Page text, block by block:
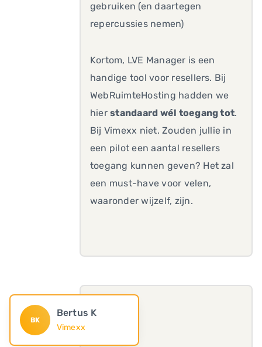
gebruiken (en daartegen
repercussies nemen)
Kortom, LVE Manager is een
handige tool voor resellers. Bij
WebRuimteHosting hadden we
hierstandaard wél toegang tot.
Bij Vimexx niet. Zouden jullie in
een pilot een aantal resellers
toegang kunnen geven? Het zal
een must-have voor velen,
waaronder wijzelf, zijn.
BK
Bertus K
Vimexx